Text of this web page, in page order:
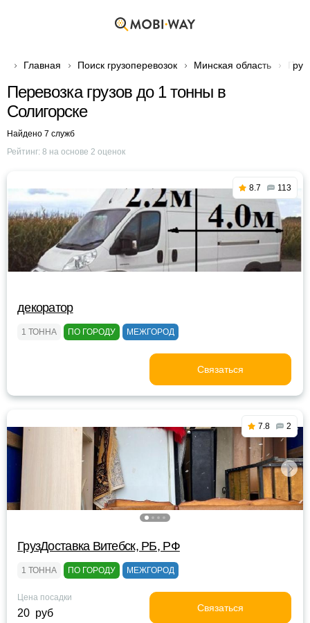
Главная Поиск грузоперевозок Минская область
Перевозка грузов до 1 тонны в
Солигорске
Найдено 7 служб
Рейтинг: 8 на основе 2 оценок
8.7 113
декоратор
1 ТОННА ПО ГОРОДУ МЕЖГОРОД
Связаться
7.8 2
ГрузДоставка Витебск, РБ, РФ
1 ТОННА ПО ГОРОДУ МЕЖГОРОД
Цена посадки
20 руб Связаться